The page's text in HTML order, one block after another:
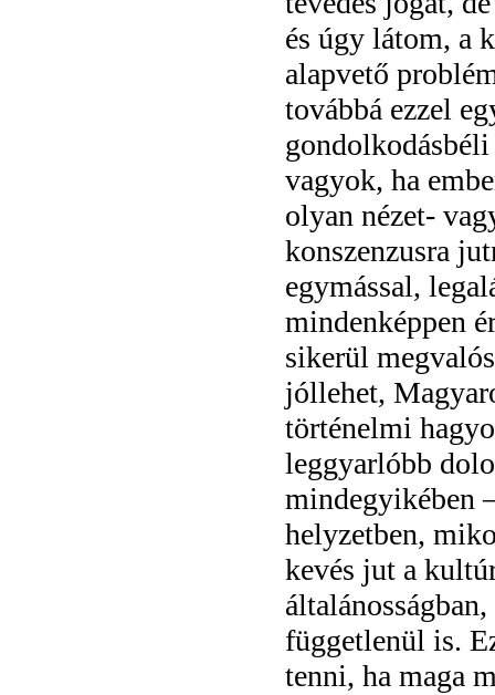
és úgy látom, a
alapvető
továbbá ezzel
vagyok, ha
olyan nézet-
konszenzusra
egymással,
mindenképpen
sikerül
jóllehet,
történelmi
leggyarlóbb
mindegyikében
helyzetben,
kevés jut a
függetlenül is.
tenni, ha maga